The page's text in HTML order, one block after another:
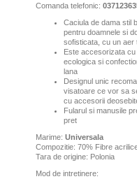
Comanda telefonic:
Caciula de dama stil
pentru doamnele si
sofisticata, cu un aer
Este accesorizata
ecologica si
lana
Designul unic
visatoare ce vor sa
cu accesorii
Fularul si manusile
pret
Marime: Universala
Compozitie: 70% Fibre
Tara de origine: Polonia
Mod de intretinere: